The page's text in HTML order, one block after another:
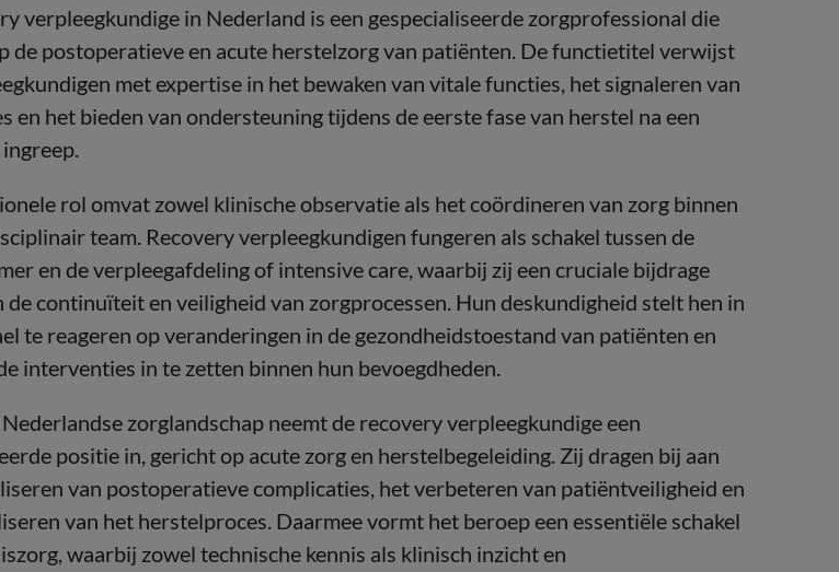
verpleegkundige in Nederland is een gespecialiseerde zorgprofessional die
de postoperatieve en acute herstelzorg van patiënten. De functietitel verwijst
met expertise in het bewaken van vitale functies, het signaleren van
en het bieden van ondersteuning tijdens de eerste fase van herstel na een
rol omvat zowel klinische observatie als het coördineren van zorg binnen
team. Recovery verpleegkundigen fungeren als schakel tussen de
en de verpleegafdeling of intensive care, waarbij zij een cruciale bijdrage
de continuïteit en veiligheid van zorgprocessen. Hun deskundigheid stelt hen in
te reageren op veranderingen in de gezondheidstoestand van patiënten en
interventies in te zetten binnen hun bevoegdheden.
zorglandschap neemt de recovery verpleegkundige een
positie in, gericht op acute zorg en herstelbegeleiding. Zij dragen bij aan
van postoperatieve complicaties, het verbeteren van patiëntveiligheid en
van het herstelproces. Daarmee vormt het beroep een essentiële schakel
waarbij zowel technische kennis als klinisch inzicht en